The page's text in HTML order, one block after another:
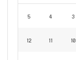
3
4
5
10
11
12